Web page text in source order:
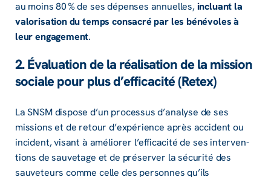
au moins 80 % de ses dépenses annuelles, incluant la
valo­ri­sa­tion du temps consa­cré par les béné­voles à
leur enga­ge­ment.
2. Évalua­tion de la réali­sa­tion de la mission
sociale pour plus d’ef­fi­ca­cité (Retex)
La SNSM dispose d’un proces­sus d’ana­lyse de ses
missions et de retour d’ex­pé­rience après acci­dent ou
inci­dent, visant à amélio­rer l’ef­fi­ca­cité de ses inter­ven­
tions de sauve­tage et de préser­ver la sécu­rité des
sauve­teurs comme celle des personnes qu’ils